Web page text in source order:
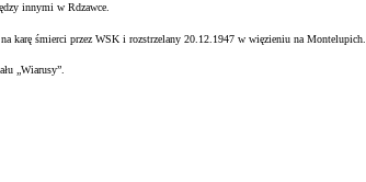
innymi w Rdzawce.
na karę śmierci przez WSK i rozstrzelany 20.12.1947 w więzieniu naMontelupich.
„Wiarusy”.